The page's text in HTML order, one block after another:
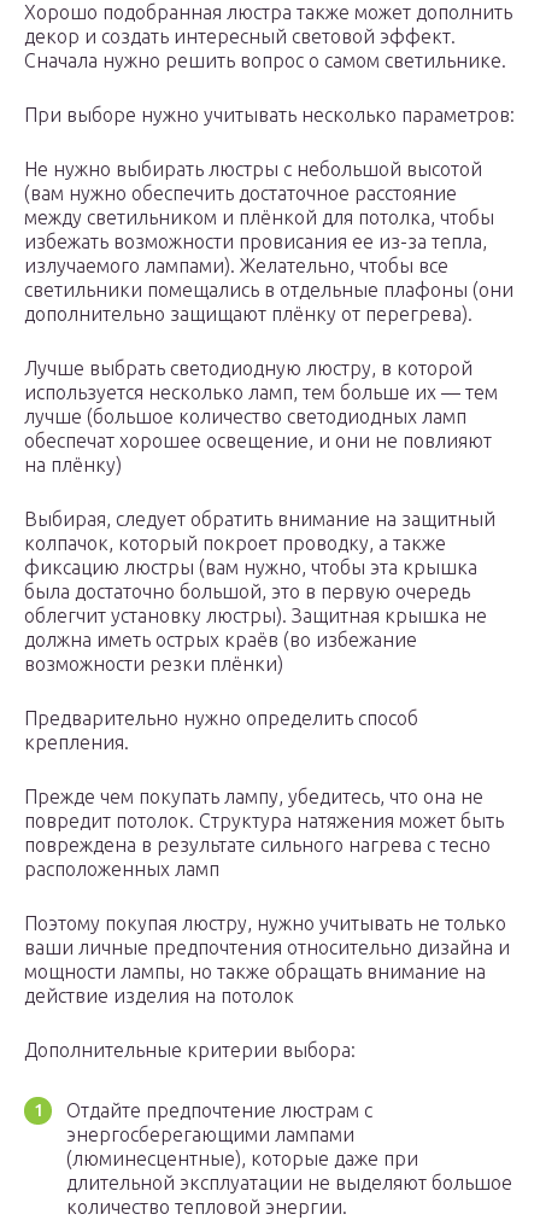
Хорошо подобранная люстра также может дополнить
декор и создать интересный световой эффект.
Сначала нужно решить вопрос о самом светильнике.
При выборе нужно учитывать несколько параметров:
Не нужно выбирать люстры с небольшой высотой
(вам нужно обеспечить достаточное расстояние
между светильником и плёнкой для потолка, чтобы
избежать возможности провисания ее из-за тепла,
излучаемого лампами). Желательно, чтобы все
светильники помещались в отдельные плафоны (они
дополнительно защищают плёнку от перегрева).
Лучше выбрать светодиодную люстру, в которой
используется несколько ламп, тем больше их — тем
лучше (большое количество светодиодных ламп
обеспечат хорошее освещение, и они не повлияют
на плёнку)
Выбирая, следует обратить внимание на защитный
колпачок, который покроет проводку, а также
фиксацию люстры (вам нужно, чтобы эта крышка
была достаточно большой, это в первую очередь
облегчит установку люстры). Защитная крышка не
должна иметь острых краёв (во избежание
возможности резки плёнки)
Предварительно нужно определить способ
крепления.
Прежде чем покупать лампу, убедитесь, что она не
повредит потолок. Структура натяжения может быть
повреждена в результате сильного нагрева с тесно
расположенных ламп
Поэтому покупая люстру, нужно учитывать не только
ваши личные предпочтения относительно дизайна и
мощности лампы, но также обращать внимание на
действие изделия на потолок
Дополнительные критерии выбора:
Отдайте предпочтение люстрам с
энергосберегающими лампами
(люминесцентные), которые даже при
длительной эксплуатации не выделяют большое
количество тепловой энергии.